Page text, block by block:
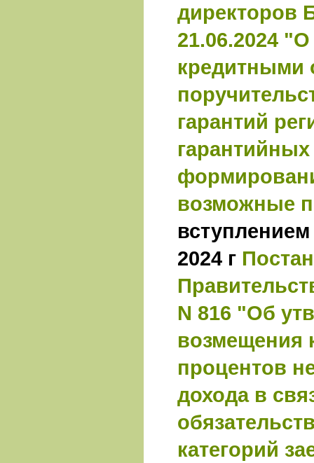
директоров
21.06.2024
кредитными
гарантий
возможные
2024 г
N 816 "Об
возмещения
процентов
дохода в
категорий